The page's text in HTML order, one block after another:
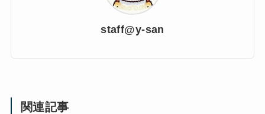
staff@y-san
関連記事